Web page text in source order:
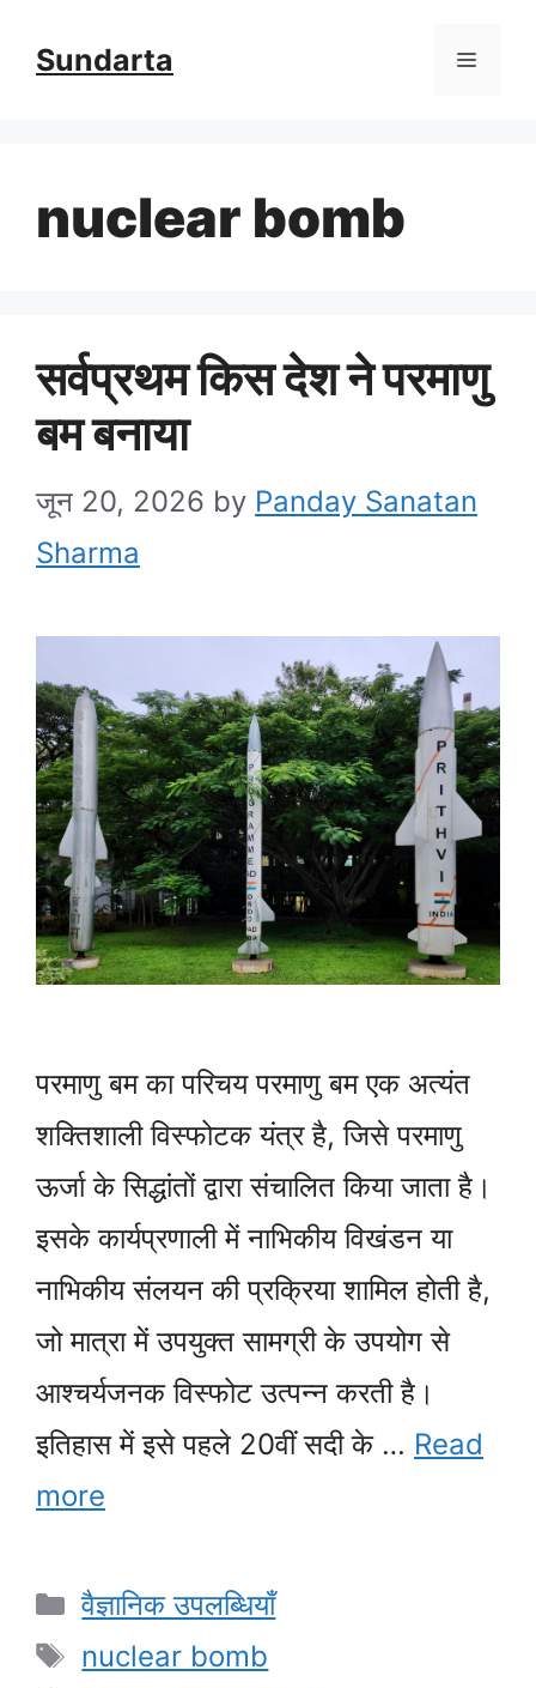
Sundarta Menu
nuclear bomb
सर्वप्रथम किस देश ने परमाणु
बम बनाया
जून 20, 2026 by Panday Sanatan
Sharma
परमाणु बम का परिचय परमाणु बम एक अत्यंत
शक्तिशाली विस्फोटक यंत्र है, जिसे परमाणु
ऊर्जा के सिद्धांतों द्वारा संचालित किया जाता है।
इसके कार्यप्रणाली में नाभिकीय विखंडन या
नाभिकीय संलयन की प्रक्रिया शामिल होती है,
जो मात्रा में उपयुक्त सामग्री के उपयोग से
आश्चर्यजनक विस्फोट उत्पन्न करती है।
इतिहास में इसे पहले 20वीं सदी के … Read
more
Categories
वैज्ञानिक उपलब्धियाँ
Tags
nuclear bomb